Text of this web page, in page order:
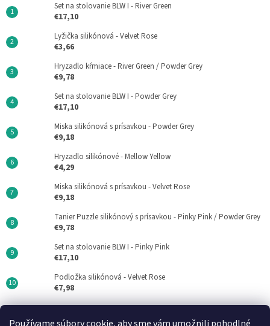
Set na stolovanie BLW I - River Green
€17,10
Lyžička silikónová - Velvet Rose
€3,66
Hryzadlo kŕmiace - River Green / Powder Grey
€9,78
Set na stolovanie BLW I - Powder Grey
€17,10
Miska silikónová s prísavkou - Powder Grey
€9,18
Hryzadlo silikónové - Mellow Yellow
€4,29
Miska silikónová s prísavkou - Velvet Rose
€9,18
Tanier Puzzle silikónový s prísavkou - Pinky Pink / Powder Grey
€9,78
Set na stolovanie BLW I - Pinky Pink
€17,10
Podložka silikónová - Velvet Rose
€7,98